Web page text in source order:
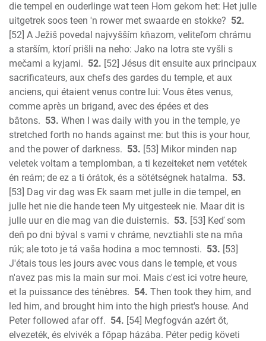
die tempel en ouderlinge wat teen Hom gekom het: Het julle
uitgetrek soos teen 'n rower met swaarde en stokke? 52.
[52] A Ježiš povedal najvyšším kňazom, veliteľom chrámu
a starším, ktorí prišli na neho: Jako na lotra ste vyšli s
mečami a kyjami. 52. [52] Jésus dit ensuite aux principaux
sacrificateurs, aux chefs des gardes du temple, et aux
anciens, qui étaient venus contre lui: Vous êtes venus,
comme après un brigand, avec des épées et des
bâtons. 53. When I was daily with you in the temple, ye
stretched forth no hands against me: but this is your hour,
and the power of darkness. 53. [53] Mikor minden nap
veletek voltam a templomban, a ti kezeiteket nem vetétek
én reám; de ez a ti órátok, és a sötétségnek hatalma. 53.
[53] Dag vir dag was Ek saam met julle in die tempel, en
julle het nie die hande teen My uitgesteek nie. Maar dit is
julle uur en die mag van die duisternis. 53. [53] Keď som
deň po dni býval s vami v chráme, nevztiahli ste na mňa
rúk; ale toto je tá vaša hodina a moc temnosti. 53. [53]
J'étais tous les jours avec vous dans le temple, et vous
n'avez pas mis la main sur moi. Mais c'est ici votre heure,
et la puissance des ténèbres. 54. Then took they him, and
led him, and brought him into the high priest's house. And
Peter followed afar off. 54. [54] Megfogván azért őt,
elvezeték, és elvivék a főpap házába. Péter pedig követi